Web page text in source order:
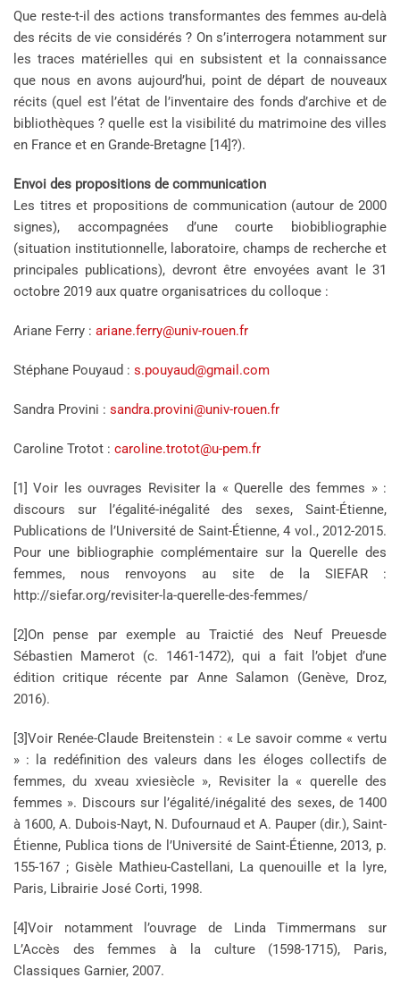
Que reste-t-il des actions transformantes des femmes au-delà
des récits de vie considérés ? On s’interrogera notamment sur
les traces matérielles qui en subsistent et la connaissance
que nous en avons aujourd’hui, point de départ de nouveaux
récits (quel est l’état de l’inventaire des fonds d’archive et de
bibliothèques ? quelle est la visibilité du matrimoine des villes
en France et en Grande-Bretagne [14]?).
Envoi des propositions de communication
Les titres et propositions de communication (autour de 2000
signes), accompagnées d’une courte biobibliographie
(situation institutionnelle, laboratoire, champs de recherche et
principales publications), devront être envoyées avant le 31
octobre 2019 aux quatre organisatrices du colloque :
Ariane Ferry : ariane.ferry@univ-rouen.fr
Stéphane Pouyaud : s.pouyaud@gmail.com
Sandra Provini : sandra.provini@univ-rouen.fr
Caroline Trotot : caroline.trotot@u-pem.fr
[1] Voir les ouvrages Revisiter la « Querelle des femmes » :
discours sur l’égalité-inégalité des sexes, Saint-Étienne,
Publications de l’Université de Saint-Étienne, 4 vol., 2012-2015.
Pour une bibliographie complémentaire sur la Querelle des
femmes, nous renvoyons au site de la SIEFAR :
http://siefar.org/revisiter-la-querelle-des-femmes/
[2]On pense par exemple au Traictié des Neuf Preuesde
Sébastien Mamerot (c. 1461-1472), qui a fait l’objet d’une
édition critique récente par Anne Salamon (Genève, Droz,
2016).
[3]Voir Renée-Claude Breitenstein : « Le savoir comme « vertu
» : la redéfinition des valeurs dans les éloges collectifs de
femmes, du xveau xviesiècle », Revisiter la « querelle des
femmes ». Discours sur l’égalité/inégalité des sexes, de 1400
à 1600, A. Dubois-Nayt, N. Dufournaud et A. Pauper (dir.), Saint-
Étienne, Publica tions de l’Université de Saint-Étienne, 2013, p.
155-167 ; Gisèle Mathieu-Castellani, La quenouille et la lyre,
Paris, Librairie José Corti, 1998.
[4]Voir notamment l’ouvrage de Linda Timmermans sur
L’Accès des femmes à la culture (1598-1715), Paris,
Classiques Garnier, 2007.